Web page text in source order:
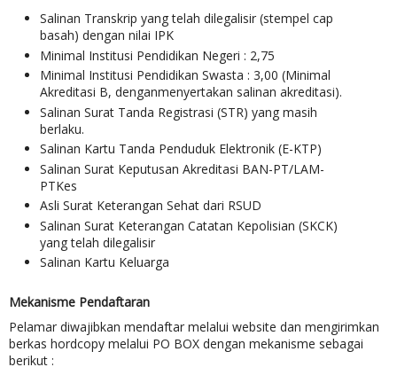
Salinan Transkrip yang telah dilegalisir (stempel cap
basah) dengan nilai IPK
Minimal Institusi Pendidikan Negeri : 2,75
Minimal Institusi Pendidikan Swasta : 3,00 (Minimal
Akreditasi B, denganmenyertakan salinan akreditasi).
Salinan Surat Tanda Registrasi (STR) yang masih
berlaku.
Salinan Kartu Tanda Penduduk Elektronik (E-KTP)
Salinan Surat Keputusan Akreditasi BAN-PT/LAM-
PTKes
Asli Surat Keterangan Sehat dari RSUD
Salinan Surat Keterangan Catatan Kepolisian (SKCK)
yang telah dilegalisir
Salinan Kartu Keluarga
Mekanisme Pendaftaran
Pelamar diwajibkan mendaftar melalui website dan mengirimkan
berkas hordcopy melalui PO BOX dengan mekanisme sebagai
berikut :